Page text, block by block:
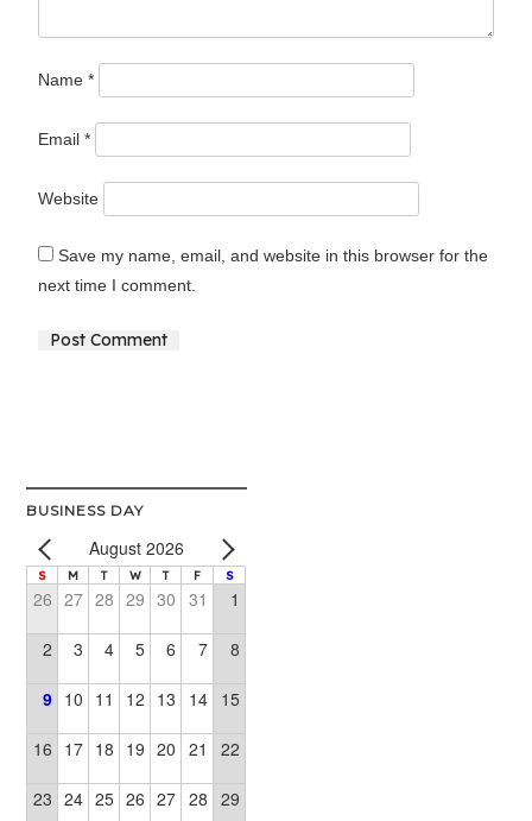
Name*
Email*
Website
Save my name, email, and website in this browser for the
next time I comment.
BUSINESS DAY
August 2026
S M T W T F S
26 27 28 29 30 31 1
2 3 4 5 6 7 8
9 10 11 12 13 14 15
16 17 18 19 20 21 22
23 24 25 26 27 28 29